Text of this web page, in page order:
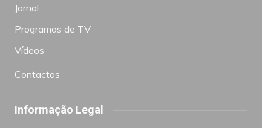
Jornal
Programas de TV
Vídeos
Contactos
Informação Legal